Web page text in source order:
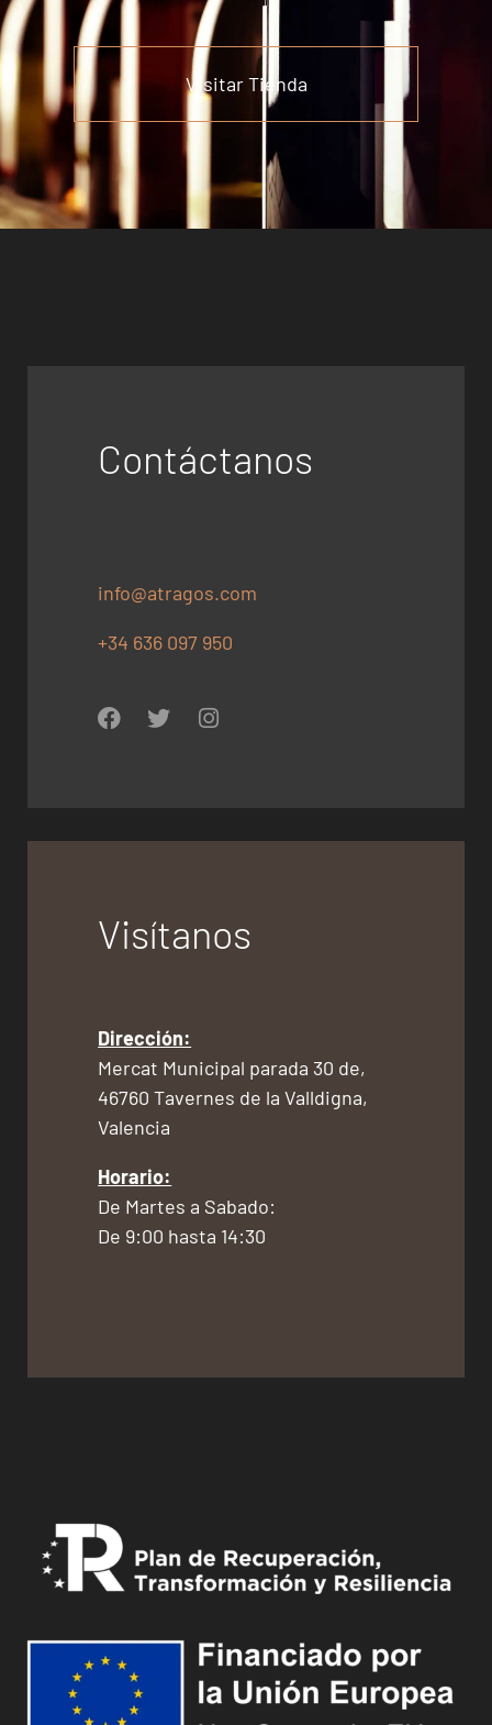
Visitar Tienda
Contáctanos
info@atragos.com
+34 636 097 950
Visítanos
Dirección:
Mercat Municipal parada 30 de,
46760 Tavernes de la Valldigna,
Valencia
Horario:
De Martes a Sabado:
De 9:00 hasta 14:30